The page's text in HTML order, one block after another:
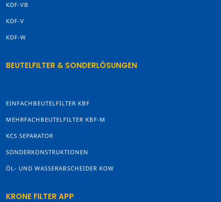
KDF-VB
KDF-V
KDF-W
BEUTELFILTER & SONDERLÖSUNGEN
EINFACHBEUTELFILTER KBF
MEHRFACHBEUTELFILTER KBF-M
KCS SEPARATOR
SONDERKONSTRUKTIONEN
ÖL- UND WASSERABSCHEIDER KOW
KRONE FILTER APP